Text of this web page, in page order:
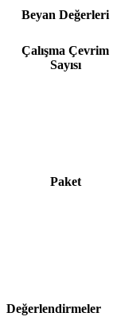
Beyan Değerleri
Çalışma Çevrim
Sayısı
Paket
Değerlendirmeler